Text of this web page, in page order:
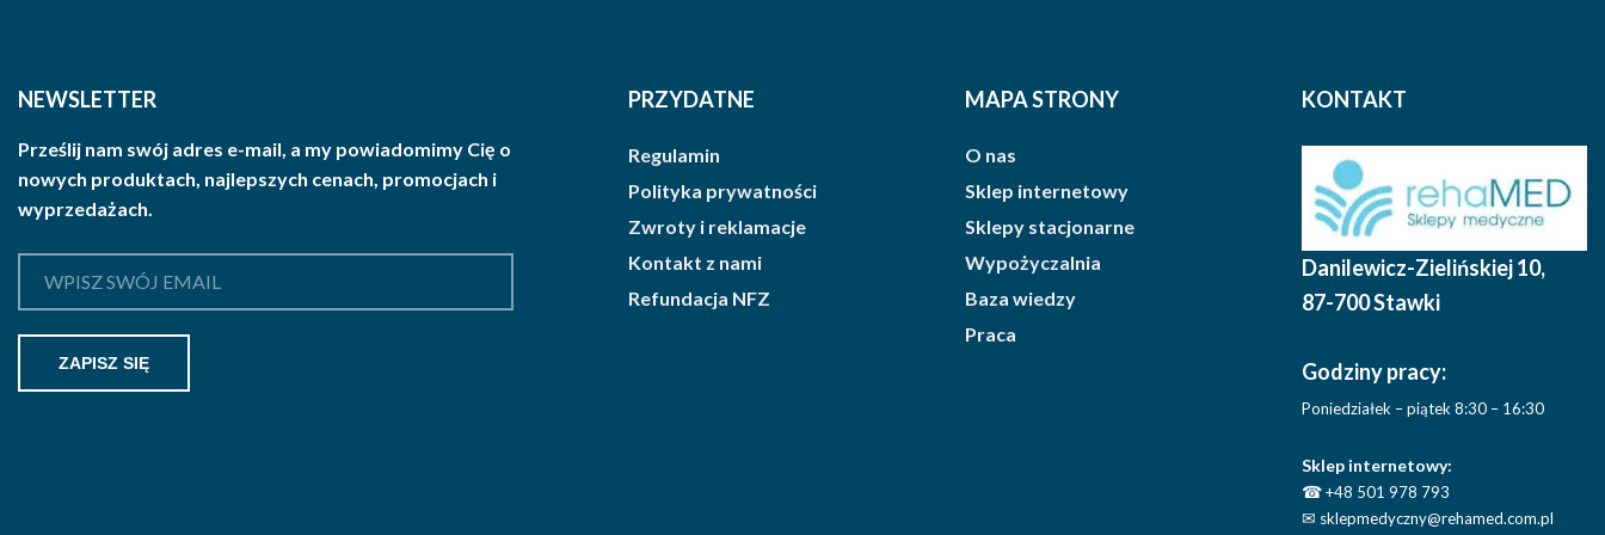
NEWSLETTER
Prześlij nam swój adres e-mail, a my powiadomimy Cię o
nowych produktach, najlepszych cenach, promocjach i
wyprzedażach.
PRZYDATNE
Regulamin
Polityka prywatności
Zwroty i reklamacje
Kontakt z nami
Refundacja NFZ
MAPA STRONY
O nas
Sklep internetowy
Sklepy stacjonarne
Wypożyczalnia
Baza wiedzy
Praca
KONTAKT
Danilewicz-Zielińskiej 10,
87-700 Stawki
Godziny pracy:
Poniedziałek – piątek 8:30 – 16:30
Sklep internetowy:
☎+48 501 978 793
✉ sklepmedyczny@rehamed.com.pl